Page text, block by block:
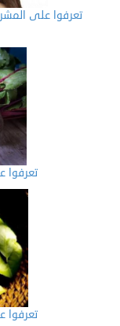
تعرفوا على
تعرفوا
تعرفوا